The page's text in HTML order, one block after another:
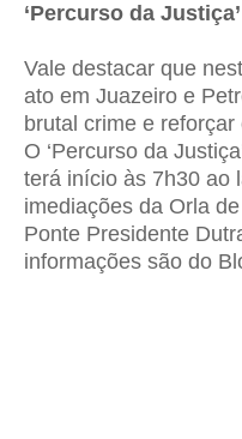
‘Percurso da Justiça’
Vale destacar que
ato em Juazeiro e
brutal crime e
O ‘Percurso da
terá início às 7h30 ao
imediações da Orla
Ponte Presidente
informações são do